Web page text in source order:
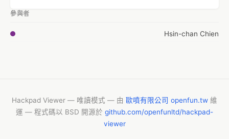
參與者
Hsin-chan Chien
Hackpad Viewer — 唯讀模式 — 由 歐噴有限公司 openfun.tw 維
運 — 程式碼以 BSD 開源於 github.com/openfunltd/hackpad-
viewer